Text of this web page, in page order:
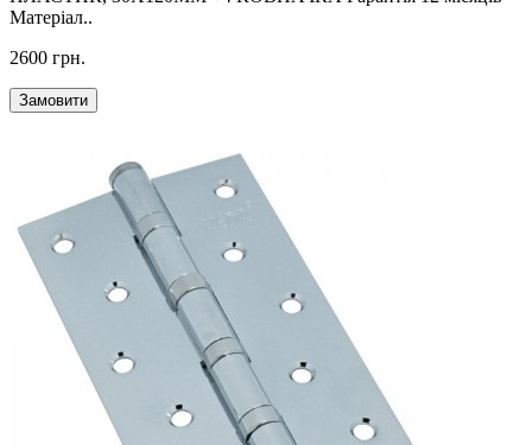
Матеріал..
2600 грн.
Замовити